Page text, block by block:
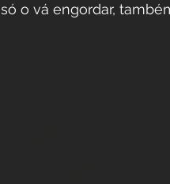
só o vá engordar,